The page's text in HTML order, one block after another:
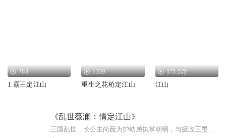
763
1.霸王定江山
1339
重生之花枪定江山
175.5万
江山
《乱世薇澜：情定江山》